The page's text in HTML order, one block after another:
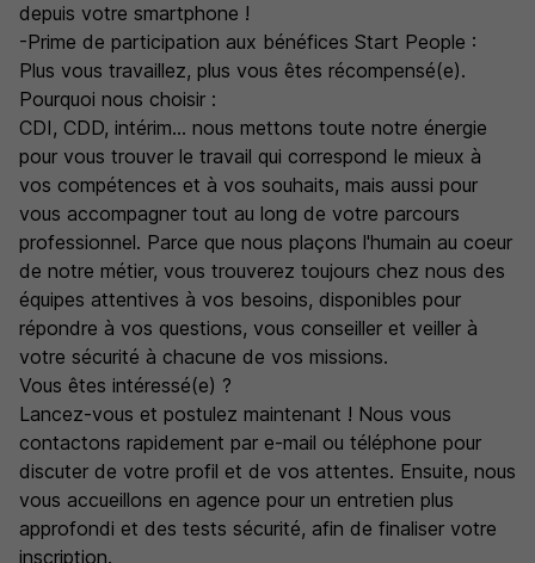
depuis votre smartphone !
-Prime de participation aux bénéfices Start People :
Plus vous travaillez, plus vous êtes récompensé(e).
Pourquoi nous choisir :
CDI, CDD, intérim... nous mettons toute notre énergie
pour vous trouver le travail qui correspond le mieux à
vos compétences et à vos souhaits, mais aussi pour
vous accompagner tout au long de votre parcours
professionnel. Parce que nous plaçons l'humain au coeur
de notre métier, vous trouverez toujours chez nous des
équipes attentives à vos besoins, disponibles pour
répondre à vos questions, vous conseiller et veiller à
votre sécurité à chacune de vos missions.
Vous êtes intéressé(e) ?
Lancez-vous et postulez maintenant ! Nous vous
contactons rapidement par e-mail ou téléphone pour
discuter de votre profil et de vos attentes. Ensuite, nous
vous accueillons en agence pour un entretien plus
approfondi et des tests sécurité, afin de finaliser votre
inscription.